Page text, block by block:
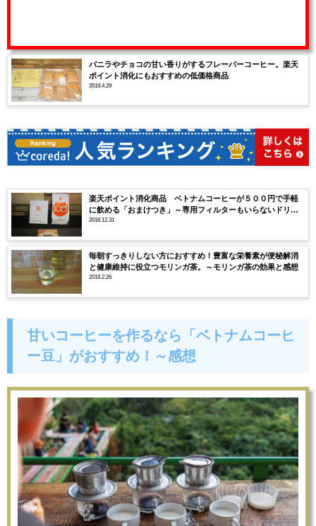
バニラやチョコの甘い香りがするフレーバーコーヒー。楽天
ポイント消化にもおすすめの低価格商品
2019.4.29
楽天ポイント消化商品 ベトナムコーヒーが５００円で手軽
に飲める「おまけつき」～専用フィルターもいらないドリッ
プタイプ
2018.12.31
毎朝すっきりしない方におすすめ！豊富な栄養素が便秘解消
と健康維持に役立つモリンガ茶。～モリンガ茶の効果と感想
2019.2.26
甘いコーヒーを作るなら「ベトナムコーヒ
ー豆」がおすすめ！～感想